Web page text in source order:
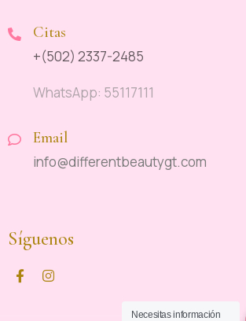
Citas
+(502) 2337-2485
WhatsApp: 55117111
Email
info@differentbeautygt.com
Síguenos
Necesitas información